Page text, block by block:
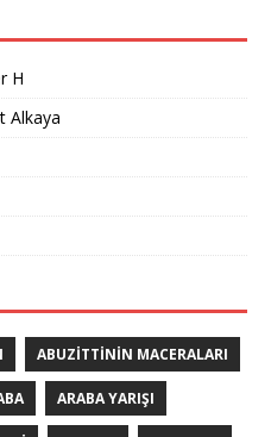
H
Alkaya
ABUZITTININ MACERALARI
ARABA YARIŞI